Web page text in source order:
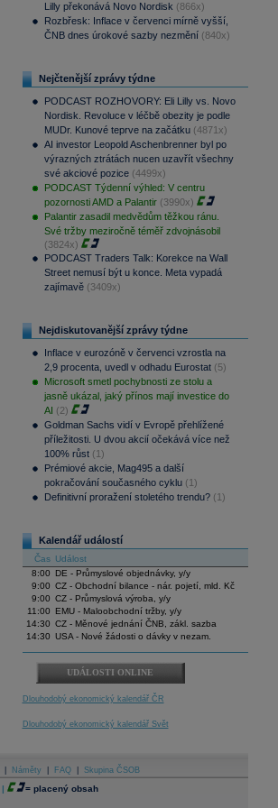
Lilly překonává Novo Nordisk (866x)
Rozbřesk: Inflace v červenci mírně vyšší,
ČNB dnes úrokové sazby nezmění (840x)
Nejčtenější zprávy týdne
PODCAST ROZHOVORY: Eli Lilly vs. Novo
Nordisk. Revoluce v léčbě obezity je podle
MUDr. Kunové teprve na začátku (4871x)
AI investor Leopold Aschenbrenner byl po
výrazných ztrátách nucen uzavřít všechny
své akciové pozice (4499x)
PODCAST Týdenní výhled: V centru
pozornosti AMD a Palantir (3990x)
Palantir zasadil medvědům těžkou ránu.
Své tržby meziročně téměř zdvojnásobil
(3824x)
PODCAST Traders Talk: Korekce na Wall
Street nemusí být u konce. Meta vypadá
zajímavě (3409x)
Nejdiskutovanější zprávy týdne
Inflace v eurozóně v červenci vzrostla na
2,9 procenta, uvedl v odhadu Eurostat (5)
Microsoft smetl pochybnosti ze stolu a
jasně ukázal, jaký přínos mají investice do
AI (2)
Goldman Sachs vidí v Evropě přehlížené
příležitosti. U dvou akcií očekává více než
100% růst (1)
Prémiové akcie, Mag495 a další
pokračování současného cyklu (1)
Definitivní proražení stoletého trendu? (1)
Kalendář událostí
Čas Událost
8:00
DE - Průmyslové objednávky, y/y
9:00 CZ - Obchodní bilance - nár. pojetí, mld. Kč
9:00 CZ - Průmyslová výroba, y/y
11:00
EMU - Maloobchodní tržby, y/y
14:30 CZ - Měnové jednání ČNB, zákl. sazba
14:30 USA - Nové žádosti o dávky v nezam.
UDÁLOSTI ONLINE
Dlouhodobý ekonomický kalendář ČR
Dlouhodobý ekonomický kalendář Svět
Náměty FAQ Skupina ČSOB
| = placený obsah